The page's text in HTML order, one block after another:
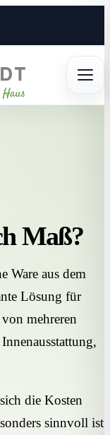
Maß?
Ware aus dem
Lösung für
mehreren
die Kosten
sinnvoll ist